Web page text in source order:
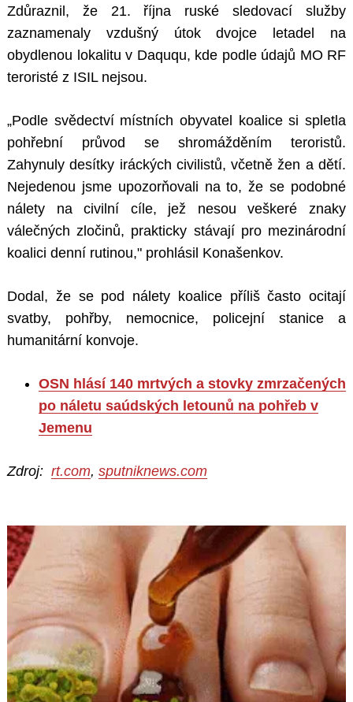
Zdůraznil, že 21. října ruské sledovací služby
zaznamenaly vzdušný útok dvojce letadel na
obydlenou lokalitu v Daququ, kde podle údajů MO RF
teroristé z ISIL nejsou.
„Podle svědectví místních obyvatel koalice si spletla
pohřební průvod se shromážděním teroristů.
Zahynuly desítky iráckých civilistů, včetně žen a dětí.
Nejedenou jsme upozorňovali na to, že se podobné
nálety na civilní cíle, jež nesou veškeré znaky
válečných zločinů, prakticky stávají pro mezinárodní
koalici denní rutinou," prohlásil Konašenkov.
Dodal, že se pod nálety koalice příliš často ocitají
svatby, pohřby, nemocnice, policejní stanice a
humanitární konvoje.
OSN hlásí 140 mrtvých a stovky zmrzačených
po náletu saúdských letounů na pohřeb v
Jemenu
Zdroj: rt.com, sputniknews.com